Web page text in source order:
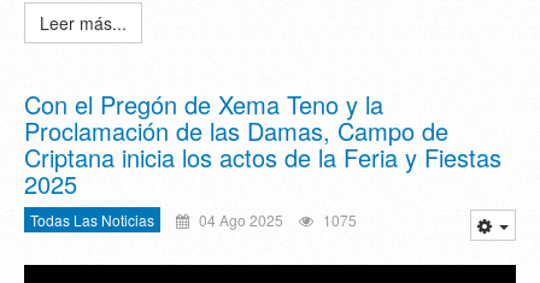
Leer más...
Con el Pregón de Xema Teno y la
Proclamación de las Damas, Campo de
Criptana inicia los actos de la Feria y Fiestas
2025
Todas Las Noticias 04 Ago 2025 1075